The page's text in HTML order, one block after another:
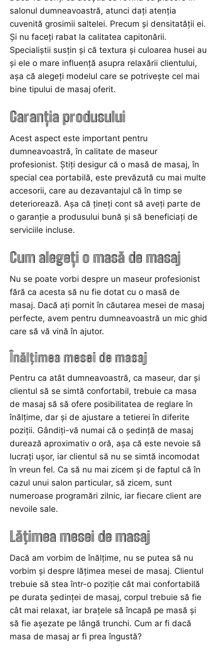
salonul dumneavoastră, atunci dați atenția
cuvenită grosimii saltelei. Precum și densitatății ei.
Și nu faceți rabat la calitatea capitonării.
Specialiștii susțin și că textura şi culoarea husei au
şi ele o mare influenţă asupra relaxării clientului,
aşa că alegeţi modelul care se potriveşte cel mai
bine tipului de masaj oferit.
Garanția produsului
Acest aspect este important pentru
dumneavoastră, în calitate de maseur
profesionist. Știți desigur că o masă de masaj, în
special cea portabilă, este prevăzută cu mai multe
accesorii, care au dezavantajul că în timp se
deteriorează. Așa că țineți cont să aveți parte de
o garanție a produsului bună și să beneficiați de
serviciile incluse.
Cum alegeți o masă de masaj
Nu se poate vorbi despre un maseur profesionist
fără ca acesta să nu fie dotat cu o masă de
masaj. Dacă ați pornit în căutarea mesei de masaj
perfecte, avem pentru dumneavoastră un mic ghid
care să vă vină în ajutor.
Înălţimea mesei de masaj
Pentru ca atât dumneavoastră, ca maseur, dar și
clientul să se simtă confortabil, trebuie ca masa
de masaj să să ofere posibilitatea de reglare în
înălţime, dar şi de ajustare a tetierei în diferite
poziţii. Gândiți-vă numai că o ședință de masaj
durează aproximativ o oră, așa că este nevoie să
lucrați ușor, iar clientul să nu se simtă incomodat
în vreun fel. Ca să nu mai zicem și de faptul că în
cazul unui salon particular, să zicem, sunt
numeroase programări zilnic, iar fiecare client are
nevoile sale.
Lăţimea mesei de masaj
Dacă am vorbim de înălțime, nu se putea să nu
vorbim și despre lățimea mesei de masaj. Clientul
trebuie să stea într-o poziție cât mai confortabilă
pe durata ședinței de masaj, corpul trebuie să fie
cât mai relaxat, iar braţele să încapă pe masă şi
să fie aşezate pe lângă trunchi. Cum ar fi dacă
masa de masaj ar fi prea îngustă?